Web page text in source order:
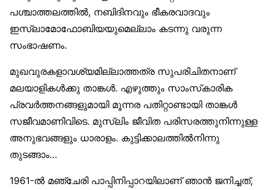
പശ്ചാത്തലത്തിൽ, നബിദിനവും ഭീകരവാദവും
ഇസ്‌ലാമോഫോബിയയുമെല്ലാം കടന്നു വരുന്ന
സംഭാഷണം.
മുഖവുരകളാവശ്യമില്ലാത്തത്ര സുപരിചിതനാണ്
മലയാളികൾക്കു താങ്കൾ. എഴുത്തും സാംസ്‌കാരിക
പ്രവർത്തനങ്ങളുമായി മൂന്നര പതിറ്റാണ്ടായി താങ്കൾ
സജീവമാണിവിടെ. മുസ്‌ലിം ജീവിത പരിസരത്തുനിന്നുള്ള
അനുഭവങ്ങളും ധാരാളം. കുട്ടിക്കാലത്തിൽനിന്നു
തുടങ്ങാം…
1961-ൽ മഞ്ചേരി പാപ്പിനിപ്പാറയിലാണ് ഞാൻ ജനിച്ചത്,